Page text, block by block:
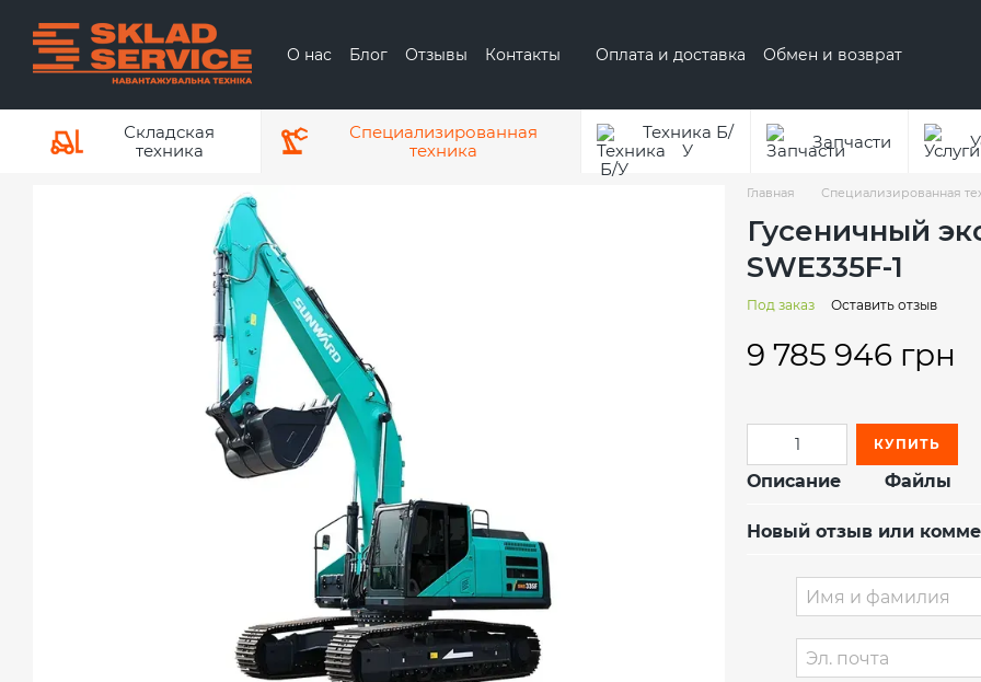
О нас
Блог Отзывы Контакты Оплата и доставка
Обмен и возврат
Складская
техника
Специализированная
техника
Техника Б/
У
Запчасти
Главная Специализированная
Гусеничный
SWE335F-1
Под заказ Оставить отзыв
9 785 946 грн
КУПИТЬ
Описание Файлы
Новый отзыв или